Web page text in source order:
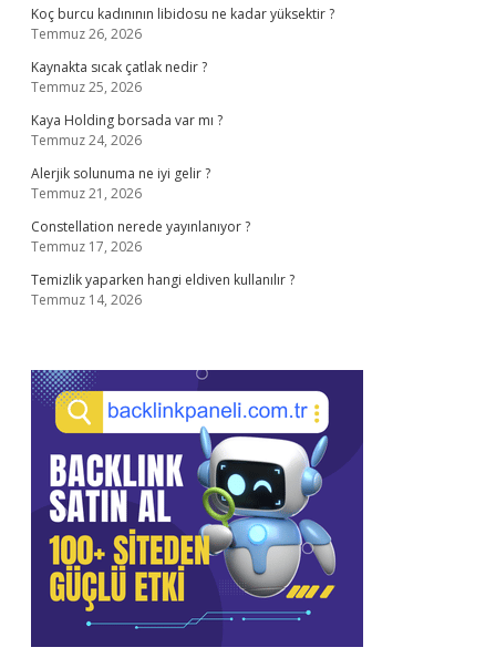
Koç burcu kadınının libidosu ne kadar yüksektir ?
Temmuz 26, 2026
Kaynakta sıcak çatlak nedir ?
Temmuz 25, 2026
Kaya Holding borsada var mı ?
Temmuz 24, 2026
Alerjik solunuma ne iyi gelir ?
Temmuz 21, 2026
Constellation nerede yayınlanıyor ?
Temmuz 17, 2026
Temizlik yaparken hangi eldiven kullanılır ?
Temmuz 14, 2026